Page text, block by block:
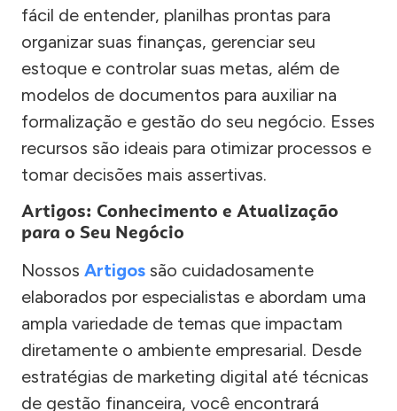
fácil de entender, planilhas prontas para
organizar suas finanças, gerenciar seu
estoque e controlar suas metas, além de
modelos de documentos para auxiliar na
formalização e gestão do seu negócio. Esses
recursos são ideais para otimizar processos e
tomar decisões mais assertivas.
Artigos: Conhecimento e Atualização
para o Seu Negócio
Nossos Artigos são cuidadosamente
elaborados por especialistas e abordam uma
ampla variedade de temas que impactam
diretamente o ambiente empresarial. Desde
estratégias de marketing digital até técnicas
de gestão financeira, você encontrará